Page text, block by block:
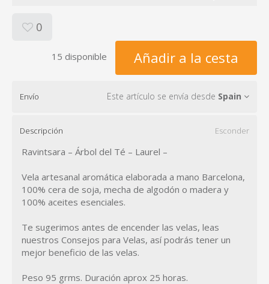
0
15 disponible Añadir a la cesta
Envío Este artículo se envía desde Spain
Descripción Esconder
Ravintsara – Árbol del Té – Laurel –
Vela artesanal aromática elaborada a mano Barcelona,
100% cera de soja, mecha de algodón o madera y
100% aceites esenciales.
Te sugerimos antes de encender las velas, leas
nuestros Consejos para Velas, así podrás tener un
mejor beneficio de las velas.
Peso 95 grms. Duración aprox 25 horas.